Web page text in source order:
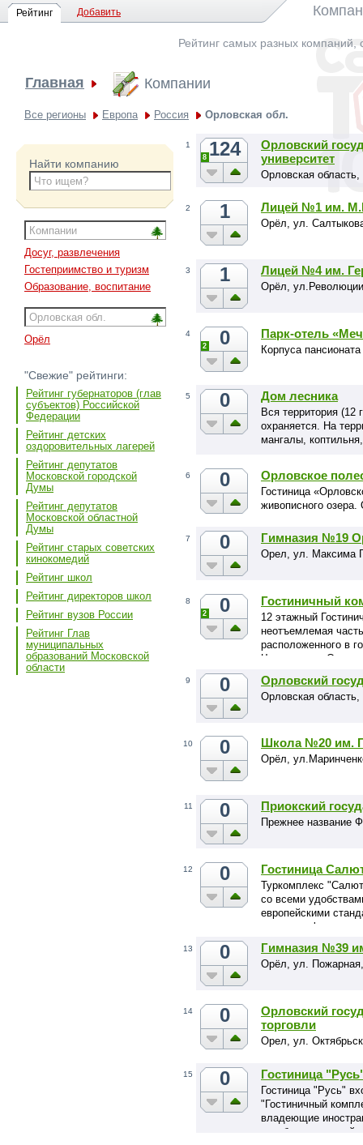
Рейтинг Добавить
Рейтинг самых разных компаний,
Главная Компании
Все регионы Европа Россия Орловская обл.
Найти компанию
Досуг, развлечения
Гостеприимство и туризм
Образование, воспитание
Орёл
"Свежие" рейтинги:
Рейтинг губернаторов (глав
субъектов) Российской
Федерации
Рейтинг детских
оздоровительных лагерей
Рейтинг депутатов
Московской городской
Думы
Рейтинг депутатов
Московской областной
Думы
Рейтинг старых советских
кинокомедий
Рейтинг школ
Рейтинг директоров школ
Рейтинг вузов России
Рейтинг Глав
муниципальных
образований Московской
области
1 124
8
Орловский
университет
Орловская
2 1 Лицей №1 им.
Орёл, ул.
3 1 Лицей №4 им.
Орёл,
4 0
2
Парк-отель
Корпуса
5 0 Дом лесника
Вся территория (12
охраняется. На
мангалы,
6 0 Орловское
Гостиница
живописного
7 0 Гимназия №19
Орел, ул. Максима
8 0
2
Гостиничный
12 этажный
неотъемлемая
расположенного в
Черноземья. Отель
Номерной фонд
различных
ландшафтный VIP-
выполненные из
включающие
9 0 Орловский
Орловская
10 0 Школа №20 им.
Орёл,
11 0 Приокский
Прежнее название
12 0 Гостиница
Туркомплекс
со всеми
европейскими
уютное кафе-
13 0 Гимназия №39
Орёл, ул.
14 0
Орловский
торговли
Орел, ул.
15 0 Гостиница
Гостиница "Русь"
"Гостиничный
владеющие
зарубежных